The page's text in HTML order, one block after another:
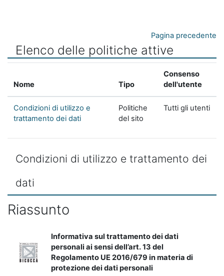
Pagina precedente
Elenco delle politiche attive
Nome Tipo
Consenso
dell'utente
Condizioni di utilizzo e
trattamento dei dati
Politiche
del sito
Tutti gli utenti
Condizioni di utilizzo e trattamento dei
dati
Riassunto
Informativa sul trattamento dei dati
personali ai sensi dell’art. 13 del
Regolamento UE 2016/679 in materia di
protezione dei dati personali